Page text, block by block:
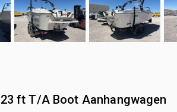
ft T/A Boot Aanhangwagen